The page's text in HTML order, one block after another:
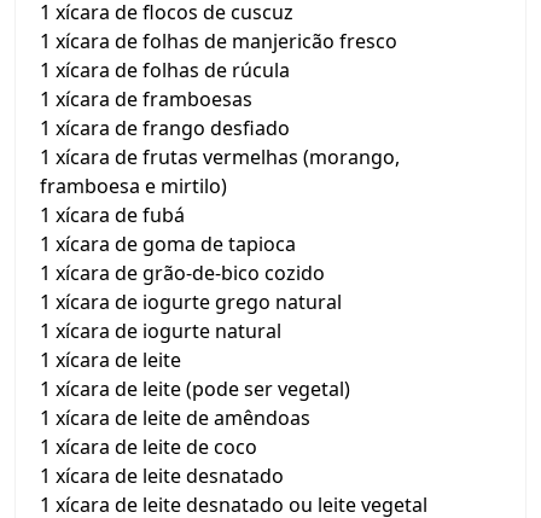
1 xícara de flocos de cuscuz
1 xícara de folhas de manjericão fresco
1 xícara de folhas de rúcula
1 xícara de framboesas
1 xícara de frango desfiado
1 xícara de frutas vermelhas (morango,
framboesa e mirtilo)
1 xícara de fubá
1 xícara de goma de tapioca
1 xícara de grão-de-bico cozido
1 xícara de iogurte grego natural
1 xícara de iogurte natural
1 xícara de leite
1 xícara de leite (pode ser vegetal)
1 xícara de leite de amêndoas
1 xícara de leite de coco
1 xícara de leite desnatado
1 xícara de leite desnatado ou leite vegetal